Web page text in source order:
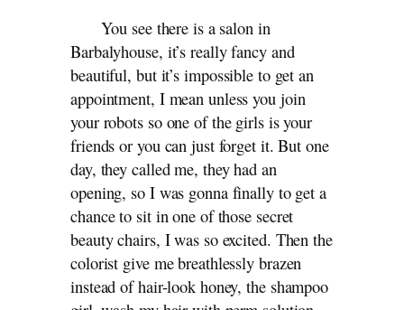
You see there is a salon in
Barbalyhouse, it’s really fancy and
beautiful, but it’s impossible to get an
appointment, I mean unless you join
your robots so one of the girls is your
friends or you can just forget it. But one
day, they called me, they had an
opening, so I was gonna finally to get a
chance to sit in one of those secret
beauty chairs, I was so excited. Then the
colorist give me breathlessly brazen
instead of hair-look honey, the shampoo